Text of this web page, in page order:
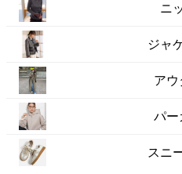
ニ
ジャ
アウ
パー
スニ